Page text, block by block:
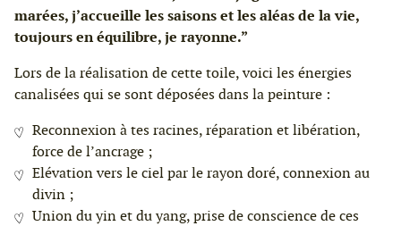
marées, j’accueille les saisons et les aléas de la vie,
toujours en équilibre, je rayonne.”
Lors de la réalisation de cette toile, voici les énergies
canalisées qui se sont déposées dans la peinture :
Reconnexion à tes racines, réparation et libération,
force de l’ancrage ;
Elévation vers le ciel par le rayon doré, connexion au
divin ;
Union du yin et du yang, prise de conscience de ces